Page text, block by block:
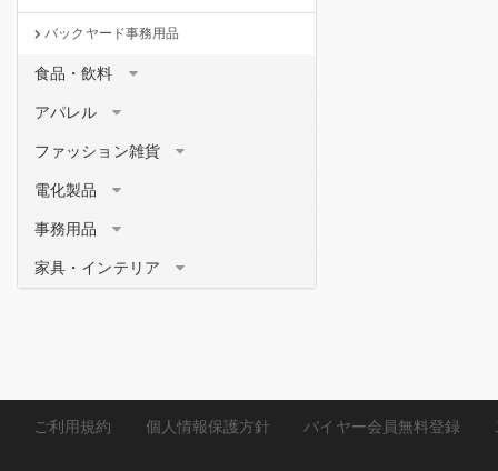
バックヤード事務用品
食品・飲料
アパレル
ファッション雑貨
電化製品
事務用品
家具・インテリア
ご利用規約 個人情報保護方針 バイヤー会員無料登録